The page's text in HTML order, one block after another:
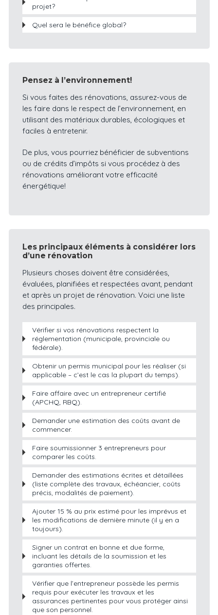
projet?
Quel sera le bénéfice global?
Pensez à l’environnement!
Si vous faites des rénovations, assurez-vous de
les faire dans le respect de l’environnement, en
utilisant des matériaux durables, écologiques et
faciles à entretenir.
De plus, vous pourriez bénéficier de subventions
ou de crédits d’impôts si vous procédez à des
rénovations améliorant votre efficacité
énergétique!
Les principaux éléments à considérer lors
d’une rénovation
Plusieurs choses doivent être considérées,
évaluées, planifiées et respectées avant, pendant
et après un projet de rénovation. Voici une liste
des principales.
Vérifier si vos rénovations respectent la
réglementation (municipale, provinciale ou
fédérale).
Obtenir un permis municipal pour les réaliser (si
applicable – c’est le cas la plupart du temps).
Faire affaire avec un entrepreneur certifié
(APCHQ, RBQ).
Demander une estimation des coûts avant de
commencer.
Faire soumissionner 3 entrepreneurs pour
comparer les coûts.
Demander des estimations écrites et détaillées
(liste complète des travaux, échéancier, coûts
précis, modalités de paiement).
Ajouter 15 % au prix estimé pour les imprévus et
les modifications de dernière minute (il y en a
toujours).
Signer un contrat en bonne et due forme,
incluant les détails de la soumission et les
garanties offertes.
Vérifier que l’entrepreneur possède les permis
requis pour exécuter les travaux et les
assurances pertinentes pour vous protéger ainsi
que son personnel.